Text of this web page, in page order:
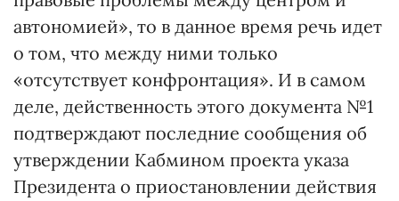
автономией», то в данное время речь идет
о том, что между ними только
«отсутствует конфронтация». И в самом
деле, действенность этого документа №1
подтверждают последние сообщения об
утверждении Кабмином проекта указа
Президента о приостановлении действия